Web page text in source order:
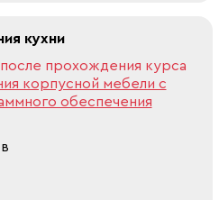
кухни
прохождения курса
корпусной мебели с
обеспечения